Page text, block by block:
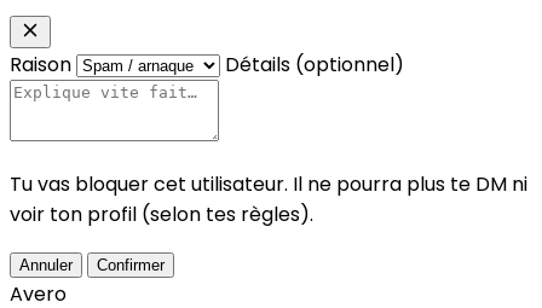
Raison Détails (optionnel)
Tu vas bloquer cet utilisateur. Il ne pourra plus te DM ni
voir ton profil (selon tes règles).
Annuler Confirmer
Avero